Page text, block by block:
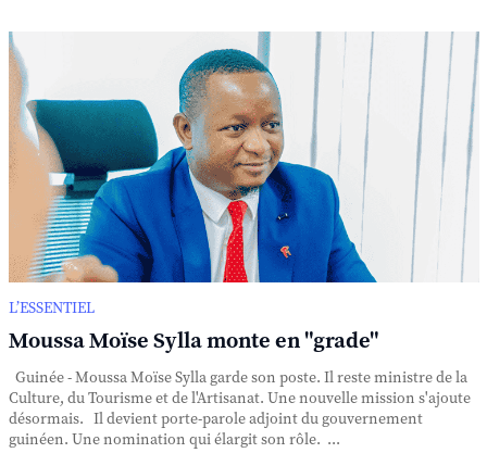
L’ESSENTIEL
Moussa Moïse Sylla monte en "grade"
Guinée - Moussa Moïse Sylla garde son poste. Il reste ministre de la
Culture, du Tourisme et de l'Artisanat. Une nouvelle mission s'ajoute
désormais. Il devient porte-parole adjoint du gouvernement
guinéen. Une nomination qui élargit son rôle. ...